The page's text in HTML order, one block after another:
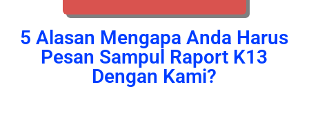
5 Alasan Mengapa Anda Harus
Pesan Sampul Raport K13
Dengan Kami?